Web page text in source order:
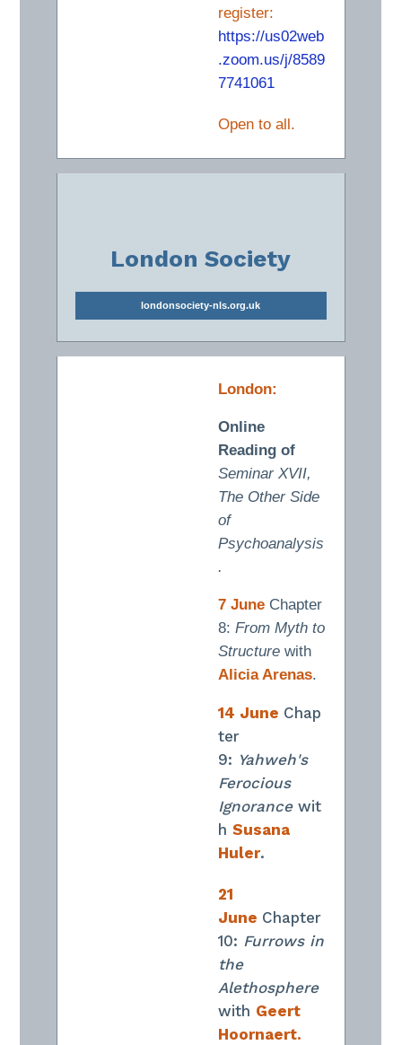
register:
https://us02web
.zoom.us/j/8589
7741061
Open to all.
London Society
londonsociety-nls.org.uk
London:
Online
Reading of
Seminar XVII,
The Other Side
of
Psychoanalysis
.
7 June Chapter
8: From Myth to
Structurewith
Alicia Arenas.
14 June Chap
ter
9: Yahweh's
Ferocious
Ignorancewit
h Susana
Huler.
21
June Chapter
10: Furrows in
the
Alethosphere
with Geert
Hoornaert.